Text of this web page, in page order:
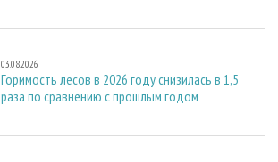
03.08.2026
Горимость лесов в 2026 году снизилась в 1,5
раза по сравнению с прошлым годом